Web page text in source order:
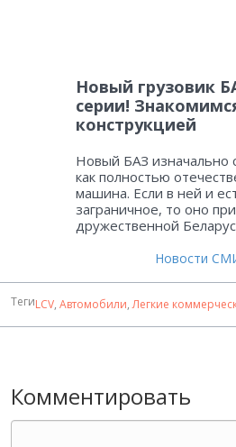
Новый грузовик
серии!
конструкцией
Новый БАЗ изначально
как полностью
машина. Если в ней и
заграничное, то оно
дружественной
Новости
ТегиLCV, Автомобили,Легкие
Комментировать